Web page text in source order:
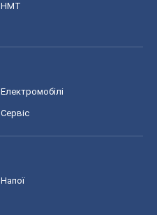
НМТ
Електромобілі
Сервіс
Напої